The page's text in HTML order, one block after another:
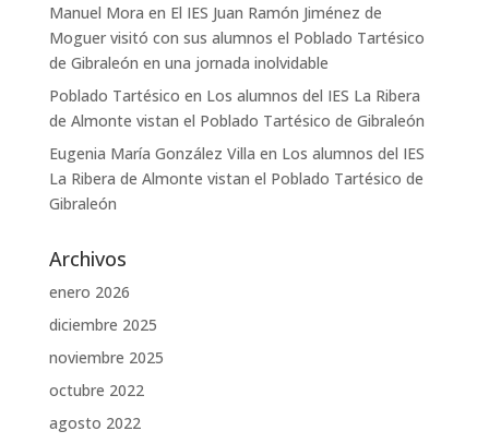
Manuel Mora en El IES Juan Ramón Jiménez de
Moguer visitó con sus alumnos el Poblado Tartésico
de Gibraleón en una jornada inolvidable
Poblado Tartésico en Los alumnos del IES La Ribera
de Almonte vistan el Poblado Tartésico de Gibraleón
Eugenia María González Villa en Los alumnos del IES
La Ribera de Almonte vistan el Poblado Tartésico de
Gibraleón
Archivos
enero 2026
diciembre 2025
noviembre 2025
octubre 2022
agosto 2022